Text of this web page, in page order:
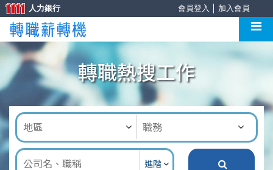
會員登入 加入會員
人力銀行
轉職熱搜工作
進階